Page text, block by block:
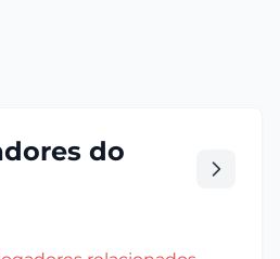
do